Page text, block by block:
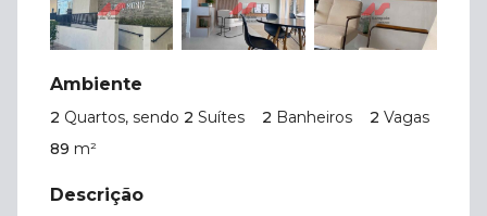
Ambiente
2 Quartos, sendo 2 Suítes 2 Banheiros 2 Vagas
89 m²
Descrição